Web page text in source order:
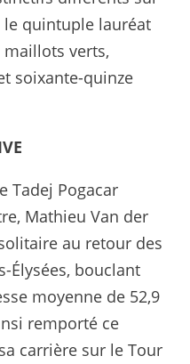
le quintuple lauréat
maillots verts,
soixante-quinze
Tadej Pogacar
Mathieu Van der
au retour des
Élysées, bouclant
moyenne de 52,9
remporté ce
carrière sur le Tour